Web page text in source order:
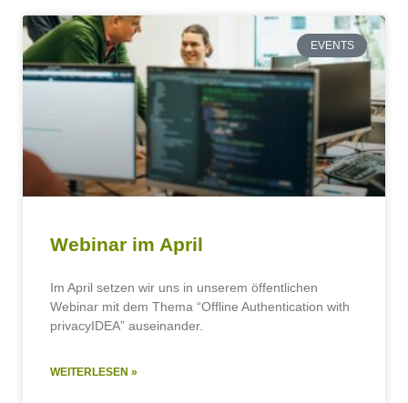
EVENTS
Webinar im April
Im April setzen wir uns in unserem öffentlichen
Webinar mit dem Thema “Offline Authentication with
privacyIDEA” auseinander.
WEITERLESEN »